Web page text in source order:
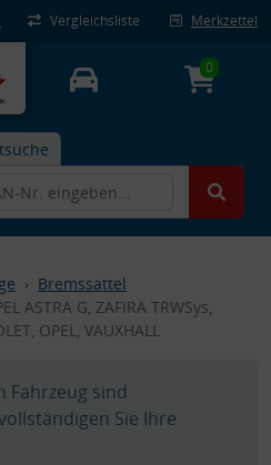
Vergleichsliste Merkzettel
0
Bremssattel
ASTRA G, ZAFIRA TRWSys,
OPEL, VAUXHALL
Fahrzeug sind
Sie Ihre